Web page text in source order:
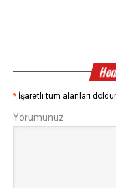
* İşaretli tüm alanları
Yorumunuz